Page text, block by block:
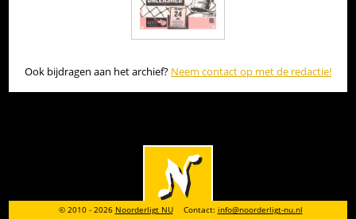
Ook bijdragen aan het archief? Neem contact op met de redactie!
© 2010 - 2026 Noorderligt NU Contact: info@noorderligt-nu.nl